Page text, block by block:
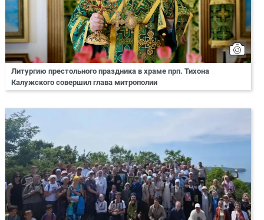
Литургию престольного праздника в храме прп. Тихона
Калужского совершил глава митрополии